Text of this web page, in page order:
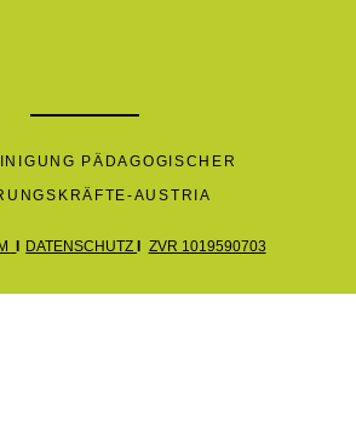
PÄDAGOGISCHER
AUSTRIA
DATENSCHUTZ ZVR 1019590703